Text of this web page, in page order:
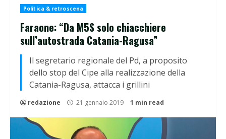
Politica & retroscena
Faraone: “Da M5S solo chiacchiere
sull’autostrada Catania-Ragusa”
Il segretario regionale del Pd, a proposito
dello stop del Cipe alla realizzazione della
Catania-Ragusa, attacca i grillini
redazione 21 gennaio 2019 1 min read